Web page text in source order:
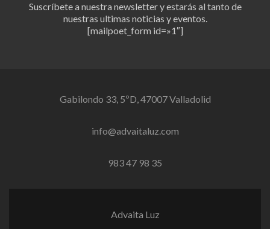
Suscríbete a nuestra newsletter y estarás al tanto de
nuestras ultimas noticias y eventos.
[mailpoet_form id=»1″]
Gabilondo 33, 5ºD, 47007 Valladolid
info@advaitaluz.com
983 47 98 35
Advaita Luz